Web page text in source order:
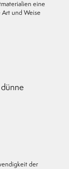
eine
und Weise
der